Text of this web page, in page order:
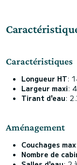
Caractéristiques
Longueur HT:
Largeur maxi:
Tirant d'eau:
Aménagement
Couchages max
Nombre de